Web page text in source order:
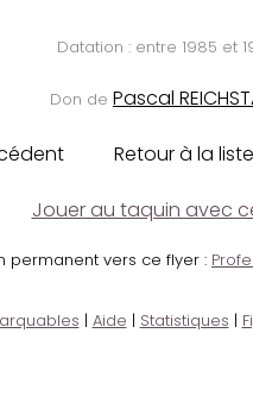
Datation : entre 1985 et
Don de Pascal
Retour à la liste
Jouer au taquin avec
permanent vers ce flyer :
| Aide | Statistiques |